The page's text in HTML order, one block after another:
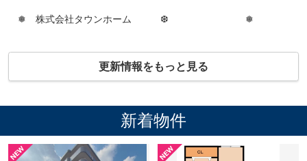
❅ 株式会社タウンホーム ❆ ❅
更新情報をもっと見る
新着物件